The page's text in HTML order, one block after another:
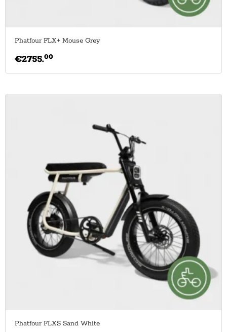
Phatfour FLX+ Mouse Grey
€2755.00
Phatfour FLXS Sand White